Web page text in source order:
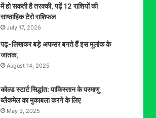
में हो सकती है तरक्की, पढ़ें 12 राशियों की
साप्ताहिक टैरो राशिफल
July 17, 2026
पढ़-लिखकर बड़े अफसर बनते हैं इस मूलांक के
जातक,
August 14, 2025
कोल्ड स्टार्ट सिद्धांत: पाकिस्तान के परमाणु
ब्लैकमेल का मुकाबला करने के लिए
May 3, 2025